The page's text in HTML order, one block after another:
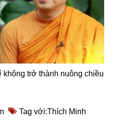
không trở thành nuông chiều
Tag với:Thích Minh